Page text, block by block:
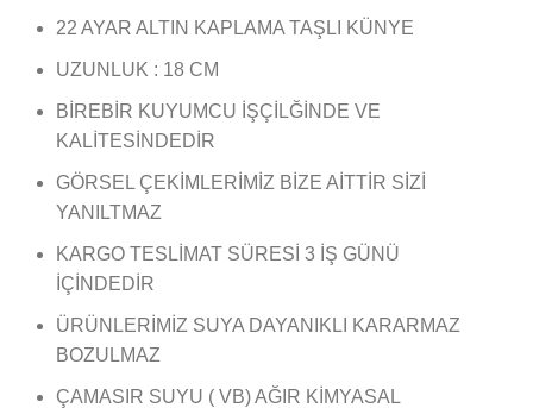
22 AYAR ALTIN KAPLAMA TAŞLI KÜNYE
UZUNLUK : 18 CM
BİREBİR KUYUMCU İŞÇİLĞİNDE VE
KALİTESİNDEDİR
GÖRSEL ÇEKİMLERİMİZ BİZE AİTTİR SİZİ
YANILTMAZ
KARGO TESLİMAT SÜRESİ 3 İŞ GÜNÜ
İÇİNDEDİR
ÜRÜNLERİMİZ SUYA DAYANIKLI KARARMAZ
BOZULMAZ
ÇAMASIR SUYU ( VB) AĞIR KİMYASAL